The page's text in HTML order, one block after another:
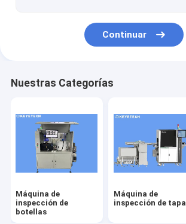
Continuar
Nuestras Categorías
Máquina de
inspección de
botellas
Máquina de
inspección de tapa